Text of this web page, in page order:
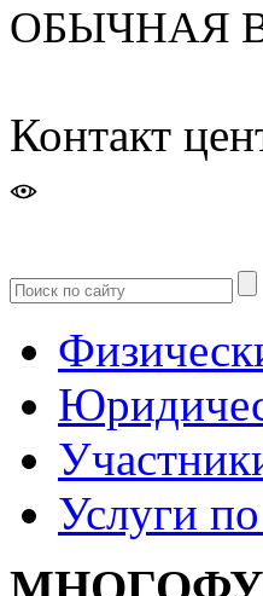
ОБЫЧНАЯ
Контакт
Услуги